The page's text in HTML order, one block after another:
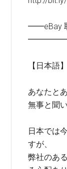
━━eBay
【日本語】
あなたと
無事と聞
日本では
すが、
弊社のあ